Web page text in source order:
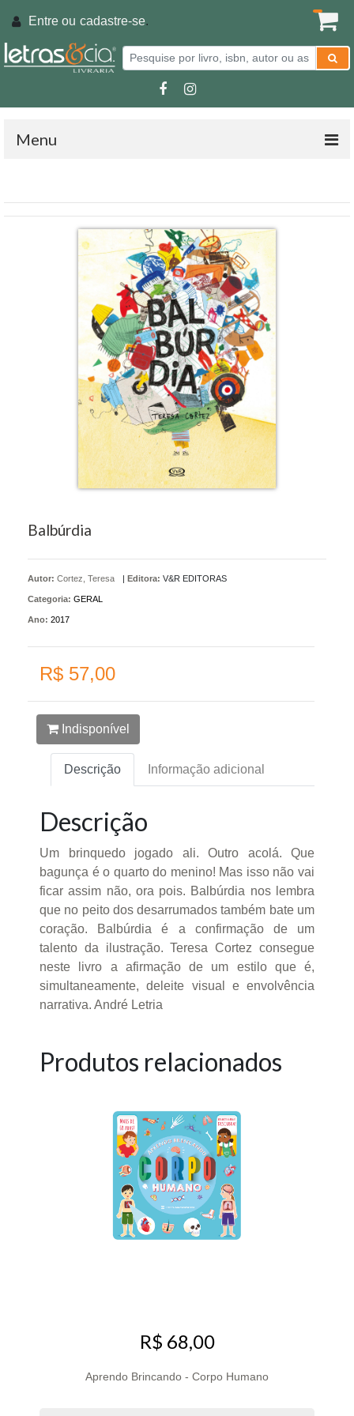
Entre ou cadastre-se.
Menu
Balbúrdia
Autor: Cortez, Teresa | Editora: V&R EDITORAS
Categoria: GERAL
Ano: 2017
R$ 57,00
Indisponível
Descrição Informação adicional
Descrição
Um brinquedo jogado ali. Outro acolá. Que
bagunça é o quarto do menino! Mas isso não vai
ficar assim não, ora pois. Balbúrdia nos lembra
que no peito dos desarrumados também bate um
coração. Balbúrdia é a confirmação de um
talento da ilustração. Teresa Cortez consegue
neste livro a afirmação de um estilo que é,
simultaneamente, deleite visual e envolvência
narrativa. André Letria
Produtos relacionados
R$ 68,00
Aprendo Brincando - Corpo Humano